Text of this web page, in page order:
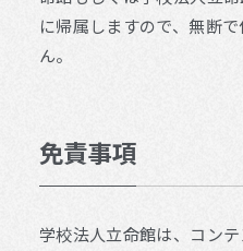
に帰属しますので、無断
ん。
免責事項
学校法人立命館は、コン